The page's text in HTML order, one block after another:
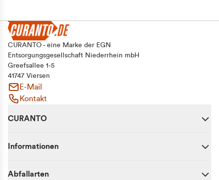
CURANTO - eine Marke der EGN
Entsorgungsgesellschaft Niederrhein mbH
Greefsallee 1-5
41747 Viersen
E-Mail
Kontakt
CURANTO
Informationen
Abfallarten